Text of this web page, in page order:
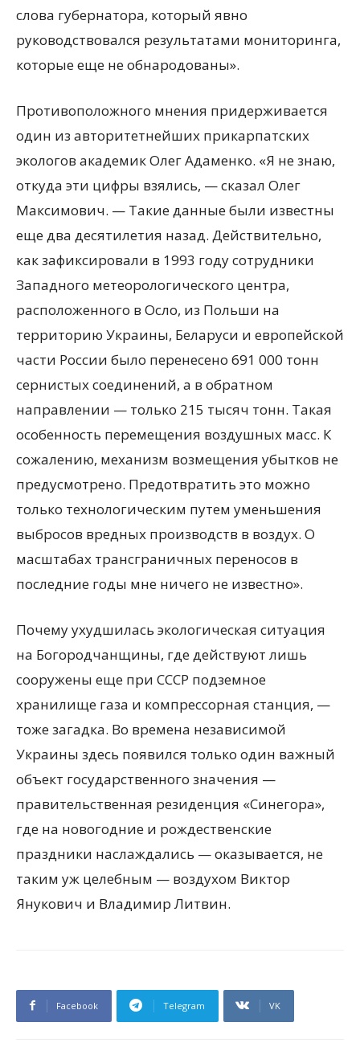
слова губернатора, который явно
руководствовался результатами мониторинга,
которые еще не обнародованы».
Противоположного мнения придерживается
один из авторитетнейших прикарпатских
экологов академик Олег Адаменко. «Я не знаю,
откуда эти цифры взялись, — сказал Олег
Максимович. — Такие данные были известны
еще два десятилетия назад. Действительно,
как зафиксировали в 1993 году сотрудники
Западного метеорологического центра,
расположенного в Осло, из Польши на
территорию Украины, Беларуси и европейской
части России было перенесено 691 000 тонн
сернистых соединений, а в обратном
направлении — только 215 тысяч тонн. Такая
особенность перемещения воздушных масс. К
сожалению, механизм возмещения убытков не
предусмотрено. Предотвратить это можно
только технологическим путем уменьшения
выбросов вредных производств в воздух. О
масштабах трансграничных переносов в
последние годы мне ничего не известно».
Почему ухудшилась экологическая ситуация
на Богородчанщины, где действуют лишь
сооружены еще при СССР подземное
хранилище газа и компрессорная станция, —
тоже загадка. Во времена независимой
Украины здесь появился только один важный
объект государственного значения —
правительственная резиденция «Синегора»,
где на новогодние и рождественские
праздники наслаждались — оказывается, не
таким уж целебным — воздухом Виктор
Янукович и Владимир Литвин.
Facebook Telegram VK